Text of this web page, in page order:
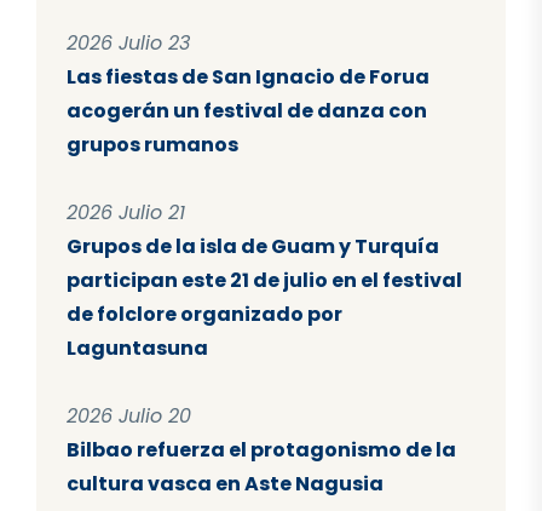
2026 Julio 23
Las fiestas de San Ignacio de Forua
acogerán un festival de danza con
grupos rumanos
2026 Julio 21
Grupos de la isla de Guam y Turquía
participan este 21 de julio en el festival
de folclore organizado por
Laguntasuna
2026 Julio 20
Bilbao refuerza el protagonismo de la
cultura vasca en Aste Nagusia